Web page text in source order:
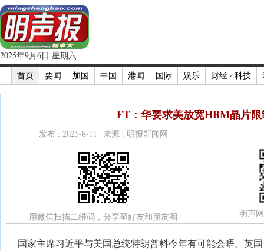
2025年9月6日 星期六
首页
要闻 加国 中国 港闻 国际 娱乐 财经 · 科技
FT：华要求美放宽HBM晶片
发布 : 2025-8-11 来源 : 明报新闻网
用微信扫描二维码，分享至好友和朋友圈 明声
国家主席习近平与美国总统特朗普料今年有可能会晤。英